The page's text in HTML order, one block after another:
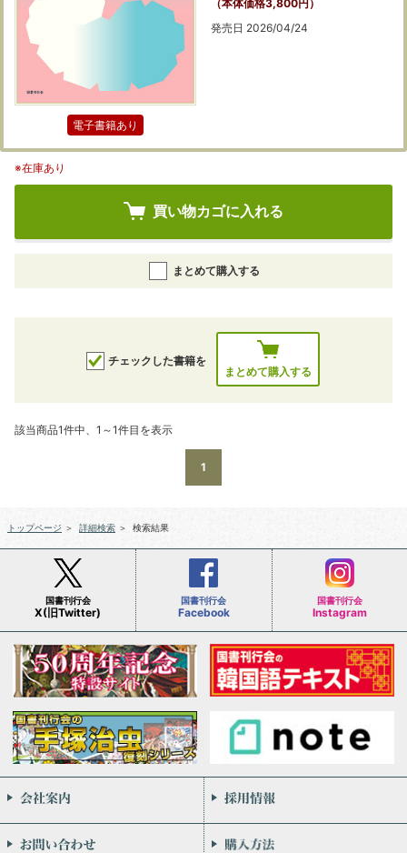
電子書籍あり
（本体価格3,800円）
発売日 2026/04/24
※在庫あり
買い物カゴに入れる
まとめて購入する
チェックした書籍を
まとめて購入する
該当商品1件中、1～1件目を表示
1
トップページ ＞ 詳細検索 ＞ 検索結果
国書刊行会
X(旧Twitter)
国書刊行会
Facebook
国書刊行会
Instagram
会社案内
お問い合わせ